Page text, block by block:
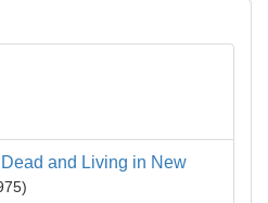
and Living in New